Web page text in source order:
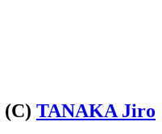
(C) TANAKA Jiro